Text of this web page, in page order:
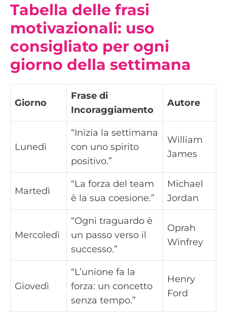
Tabella delle frasi
motivazionali: uso
consigliato per ogni
giorno della settimana
Giorno
Frase di
Incoraggiamento
Autore
Lunedì
“Inizia la settimana
con uno spirito
positivo.”
William
James
Martedì
“La forza del team
è la sua coesione.”
Michael
Jordan
Mercoledì
“Ogni traguardo è
un passo verso il
successo.”
Oprah
Winfrey
Giovedì
“L’unione fa la
forza: un concetto
senza tempo.”
Henry
Ford